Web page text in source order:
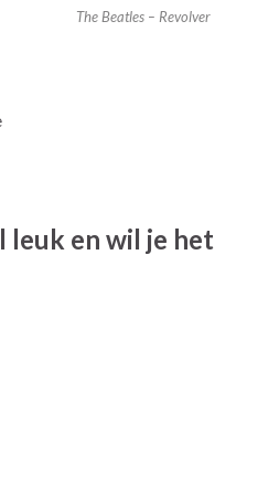
The Beatles – Revolver
leuk en wil je het